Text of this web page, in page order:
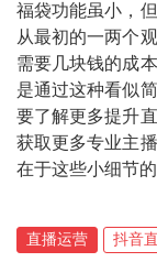
福袋功能虽小，
从最初的一两个
需要几块钱的成
是通过这种看似
要了解更多提升
获取更多专业主
在于这些小细节
直播运营 抖音